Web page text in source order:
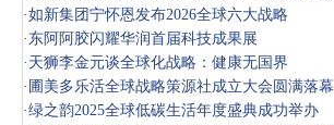
·如新集团宁怀恩发布2026全球六大战略
· 东阿阿胶闪耀华润首届科技成果展
· 天狮李金元谈全球化战略：健康无国界
· 圃美多乐活全球战略策源社成立大会圆满落幕
·绿之韵2025全球低碳生活年度盛典成功举办